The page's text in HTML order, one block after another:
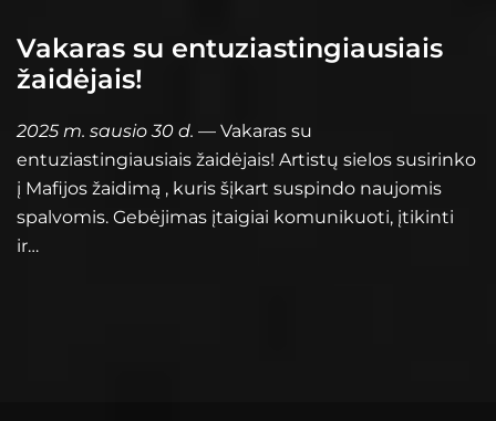
Vakaras su entuziastingiausiais
žaidėjais!
2025 m. sausio 30 d. — Vakaras su
entuziastingiausiais žaidėjais! Artistų sielos susirinko
į Mafijos žaidimą , kuris šįkart suspindo naujomis
spalvomis. Gebėjimas įtaigiai komunikuoti, įtikinti
ir…